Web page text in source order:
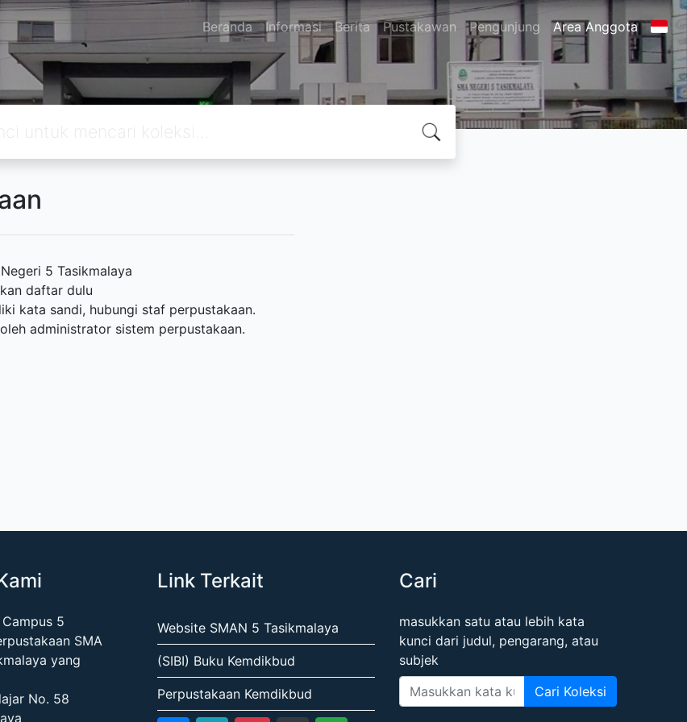
Beranda Informasi Berita Pustakawan Pengunjung Area Anggota
5 Tasikmalaya
daftar dulu
kata sandi, hubungi staf perpustakaan.
administrator sistem perpustakaan.
5
SMA
yang
No. 58
Link Terkait
Website SMAN 5 Tasikmalaya
(SIBI) Buku Kemdikbud
Perpustakaan Kemdikbud
Cari
masukkan satu atau lebih kata
kunci dari judul, pengarang, atau
subjek
Cari Koleksi